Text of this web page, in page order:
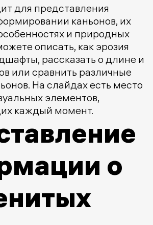
для представления
каньонов, их
и природных
описать, как эрозия
рассказать о длине и
или сравнить различные
На слайдах есть место
элементов,
каждый момент.
о